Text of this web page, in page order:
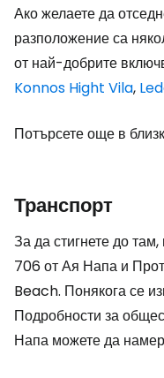
Ако желаете да
разположение са
от най-добрите
Konnos Hight Vila,
Потърсете още в
Транспорт
За да стигнете до
706 от Ая Напа и
Beach. Понякога се
Подробности за
Напа можете да